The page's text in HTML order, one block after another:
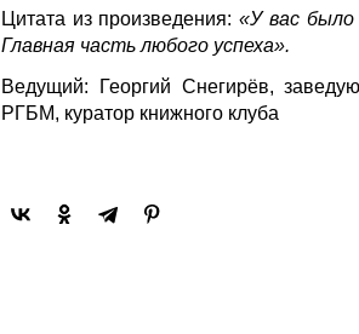
Цитата из произведения:«У вас
Главная часть любого успеха».
Ведущий: Георгий Снегирёв,
РГБМ, куратор книжного клуба